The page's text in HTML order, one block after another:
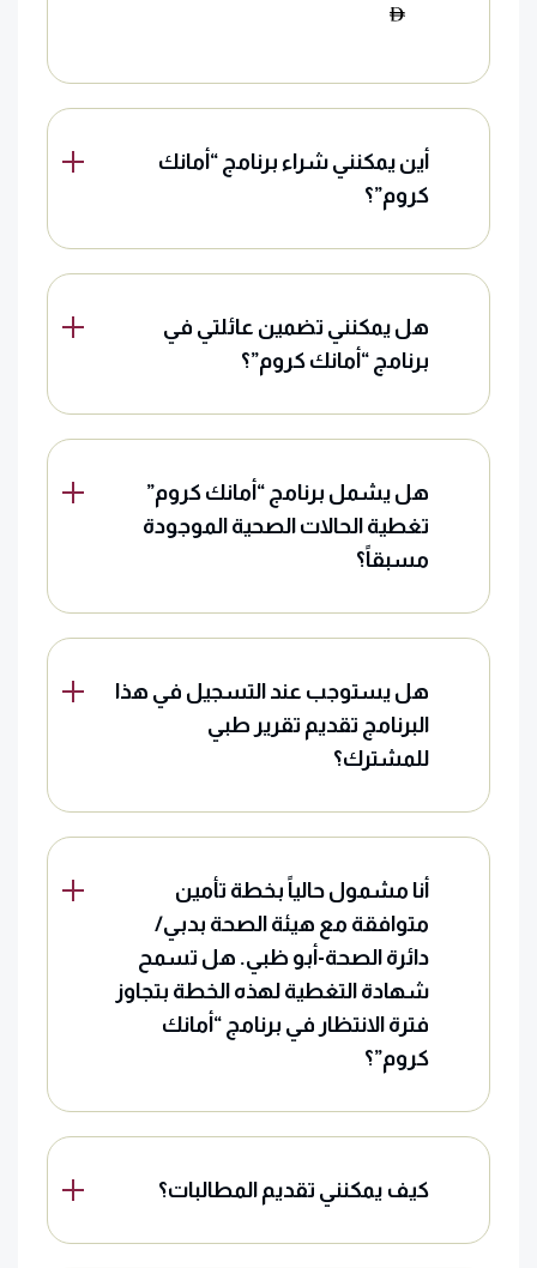
أين يمكنني شراء برنامج “أمانك
كروم”؟
هل يمكنني تضمين عائلتي في
برنامج “أمانك كروم”؟
هل يشمل برنامج “أمانك كروم”
تغطية الحالات الصحية الموجودة
مسبقاً؟
هل يستوجب عند التسجيل في هذا
البرنامج تقديم تقرير طبي
للمشترك؟
أنا مشمول حالياً بخطة تأمين
متوافقة مع هيئة الصحة بدبي/
دائرة الصحة-أبو ظبي. هل تسمح
شهادة التغطية لهذه الخطة بتجاوز
فترة الانتظار في برنامج “أمانك
كروم”؟
كيف يمكنني تقديم المطالبات؟